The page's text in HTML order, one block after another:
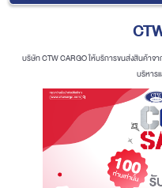
บริษัท CTW CARGO ให้บริการขนส่งสินค้าจ
บริหาร